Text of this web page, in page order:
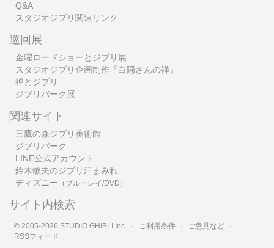
Q&A
スタジオジブリ関連リンク
巡回展
金曜ロードショーとジブリ展
スタジオジブリ企画制作『白隠さんの禅』
禅とジブリ
ジブリパーク展
関連サイト
三鷹の森ジブリ美術館
ジブリパーク
LINE公式アカウント
鈴木敏夫のジブリ汗まみれ
ディズニー （ブルーレイ/DVD）
サイト内検索
© 2005-2026 STUDIO GHIBLI Inc. · ご利用条件 · ご意見など
·
RSSフィード